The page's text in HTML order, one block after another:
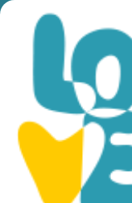
You are here: Home
Gastronomy
»
COFFEE